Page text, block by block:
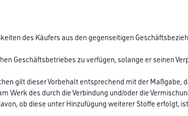
des Käufers aus den gegenseitigen
Geschäftsbetriebes zu verfügen, solange er seinen
gilt dieser Vorbehalt entsprechend mit der
Werk des durch die Verbindung und/oder die
ob diese unter Hinzufügung weiterer Stoffe erfolgt,